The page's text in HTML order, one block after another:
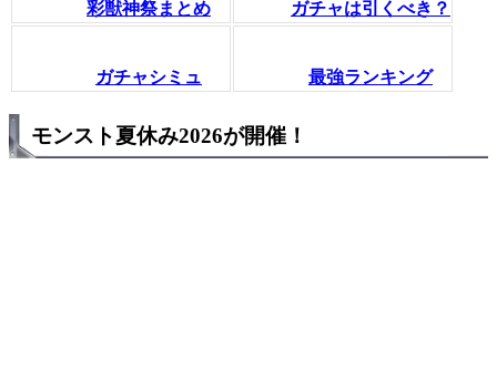
彩獣神祭まとめ ガチャは引くべき？
ガチャシミュ 最強ランキング
モンスト夏休み2026が開催！